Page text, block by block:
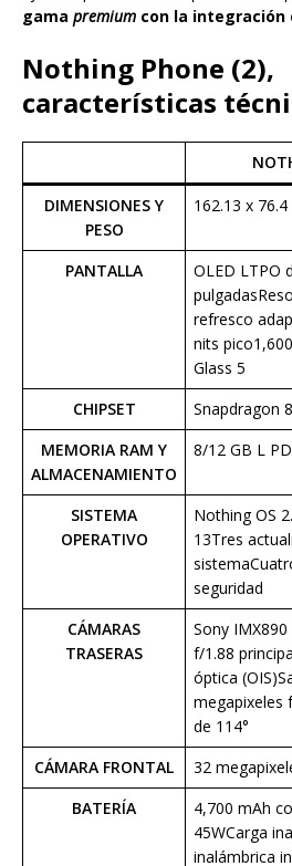
gama premium con la integración
Nothing Phone (2),
características
DIMENSIONES Y
PESO
162.13 x
PANTALLA
OLED LTPO
refresco
nits
Glass 5
CHIPSET
Snapdragon
MEMORIA RAM Y
ALMACENAMIENTO
8/12 GB L
SISTEMA
OPERATIVO
Nothing OS
13Tres
seguridad
CÁMARAS
TRASERAS
Sony
f/1.88
óptica
megapixeles
de 114°
CÁMARA FRONTAL
32
BATERÍA
4,700 mAh
45WCarga
inalámbrica